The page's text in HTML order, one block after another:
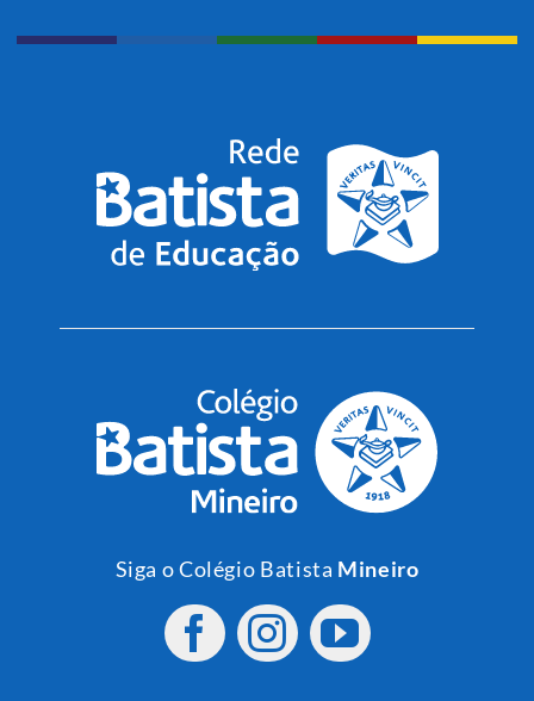
Siga o Colégio Batista Mineiro